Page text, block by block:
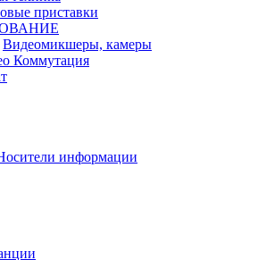
приставки
Видеомикшеры, камеры
Коммутация
информации